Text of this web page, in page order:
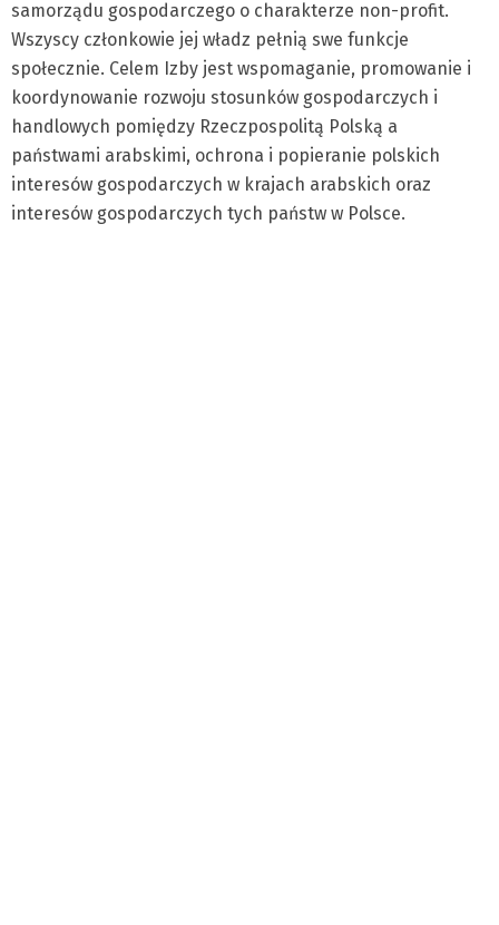
samorządu gospodarczego o charakterze non-profit.
Wszyscy członkowie jej władz pełnią swe funkcje
społecznie. Celem Izby jest wspomaganie, promowanie i
koordynowanie rozwoju stosunków gospodarczych i
handlowych pomiędzy Rzeczpospolitą Polską a
państwami arabskimi, ochrona i popieranie polskich
interesów gospodarczych w krajach arabskich oraz
interesów gospodarczych tych państw w Polsce.